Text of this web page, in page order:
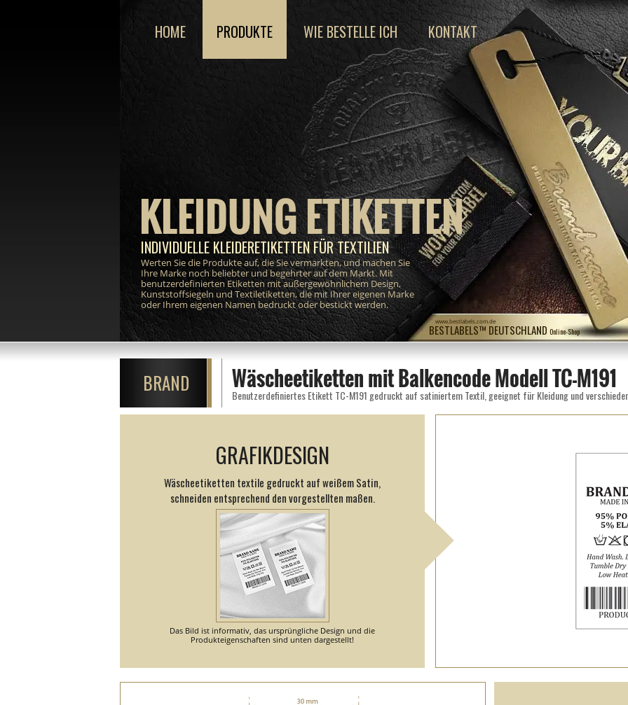
BESTLABELS™ DEUTSCHLAND Online-Shop
www.bestlabels.com.de
KLEIDUNG ETIKETTEN
INDIVIDUELLE KLEIDERETIKETTEN FÜR TEXTILIEN
Werten Sie die Produkte auf, die Sie vermarkten, und machen Sie
Ihre Marke noch beliebter und begehrter auf dem Markt. Mit
benutzerdefinierten Etiketten mit außergewöhnlichem Design,
Kunststoffsiegeln und Textiletiketten, die mit Ihrer eigenen Marke
oder Ihrem eigenen Namen bedruckt oder bestickt werden.
HOME PRODUKTE WIE BESTELLE ICH KONTAKT
BRAND Wäscheetiketten mit Balkencode Modell TC-M191
Benutzerdefiniertes Etikett TC-M191 gedruckt auf satiniertem Textil, geeignet für Kleidung und
GRAFIKDESIGN
Wäscheetiketten textile gedruckt auf weißem Satin,
schneiden entsprechend den vorgestellten maßen.
Das Bild ist informativ, das ursprüngliche Design und die
Produkteigenschaften sind unten dargestellt!